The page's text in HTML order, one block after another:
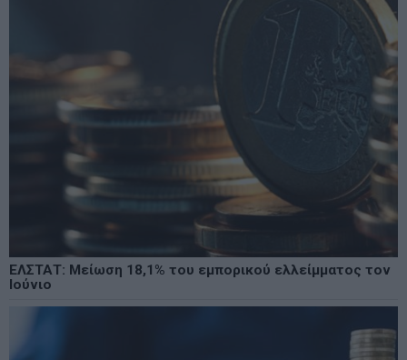
ΕΛΣΤΑΤ: Μείωση 18,1% του εμπορικού ελλείμματος τον
Ιούνιο